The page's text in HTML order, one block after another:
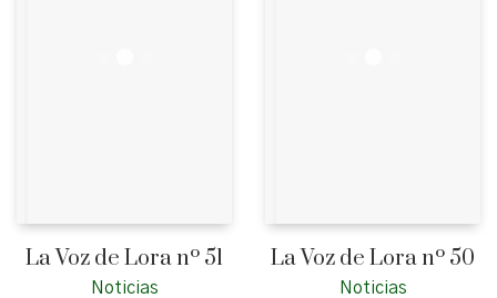
La Voz de Lora nº 51
Noticias
La Voz de Lora nº 50
Noticias